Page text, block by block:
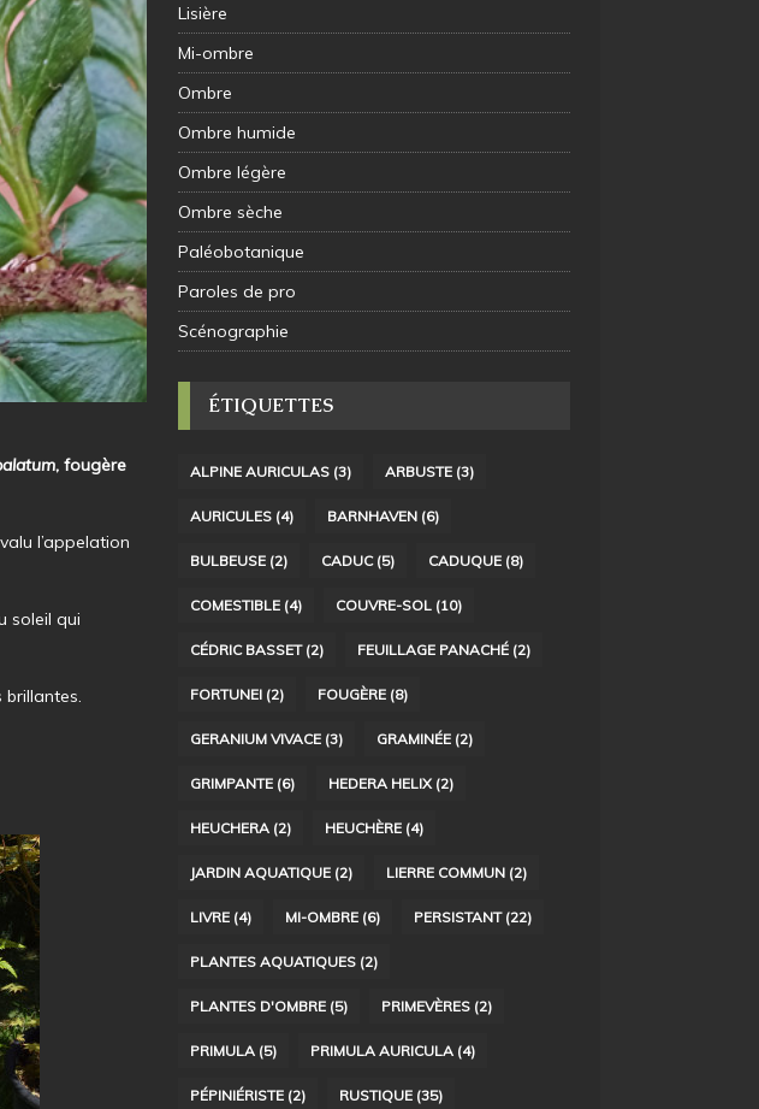
, fougère
l’appelation
soleil qui
Lisière
Mi-ombre
Ombre
Ombre humide
Ombre légère
Ombre sèche
Paléobotanique
Paroles de pro
Scénographie
ÉTIQUETTES
ALPINE AURICULAS(3) ARBUSTE(3)
AURICULES(4) BARNHAVEN(6)
BULBEUSE(2) CADUC(5) CADUQUE(8)
COMESTIBLE(4) COUVRE-SOL(10)
CÉDRIC BASSET(2) FEUILLAGE PANACHÉ(2)
FORTUNEI(2) FOUGÈRE(8)
GERANIUM VIVACE(3) GRAMINÉE(2)
GRIMPANTE(6) HEDERA HELIX(2)
HEUCHERA(2) HEUCHÈRE(4)
JARDIN AQUATIQUE(2) LIERRE COMMUN(2)
LIVRE(4) MI-OMBRE(6) PERSISTANT(22)
PLANTES AQUATIQUES(2)
PLANTES D'OMBRE(5) PRIMEVÈRES(2)
PRIMULA(5) PRIMULA AURICULA(4)
PÉPINIÉRISTE(2) RUSTIQUE(35)